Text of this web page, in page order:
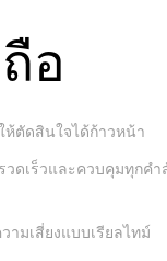
อ
ตัดสินใจได้ก้าวหน้า
วดเร็วและควบคุมทุกคำ
มเสี่ยงแบบเรียลไทม์